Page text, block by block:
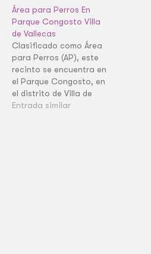
Área para Perros En
Parque Congosto Villa
de Vallecas
Clasificado como Área
para Perros (AP), este
recinto se encuentra en
el Parque Congosto, en
el distrito de Villa de
Vallecas. Es un espacio
Entrada similar